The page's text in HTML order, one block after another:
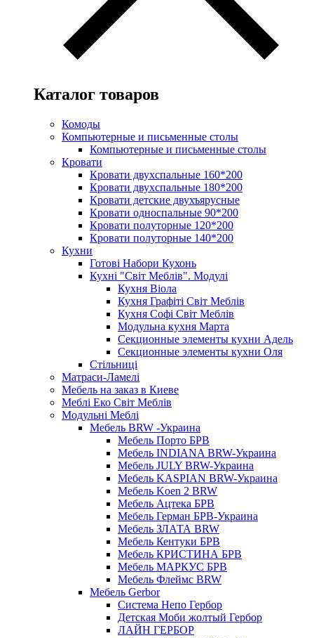
Каталог товаров
Комоды
Компьютерные и письменные столы
Компьютерные и письменные столы
Кровати
Кровати двухспальные 160*200
Кровати двухспальные 180*200
Кровати детские двухъярусные
Кровати односпальные 90*200
Кровати полуторные 120*200
Кровати полуторные 140*200
Кухни
Готові Набори Кухонь
Кухні "Світ Меблів". Модулі
Кухня Віола
Кухня Графіті Світ Меблів
Кухня Софі Світ Меблів
Модульна кухня Марта
Секционные элементы кухни Адель
Секционные элементы кухни Оля
Стільниці
Матраси-Ламелі
Мебель на заказ в Киеве
Меблі Еко Світ Меблів
Модульні Меблі
Мебель BRW -Украина
Мебель Порто БРВ
Мебель INDIANA BRW-Украина
Мебель JULY BRW-Украина
Мебель KASPIAN BRW-Украина
Мебель Koen 2 BRW
Мебель Ацтека БРВ
Мебель Герман БРВ-Украина
Мебель ЗЛАТА BRW
Мебель Кентуки БРВ
Мебель КРИСТИНА БРВ
Мебель МАРКУС БРВ
Мебель Флеймс BRW
Мебель Gerbor
Cистема Непо Гербор
Детская Моби жолтый Гербор
ЛАЙН ГЕРБОР